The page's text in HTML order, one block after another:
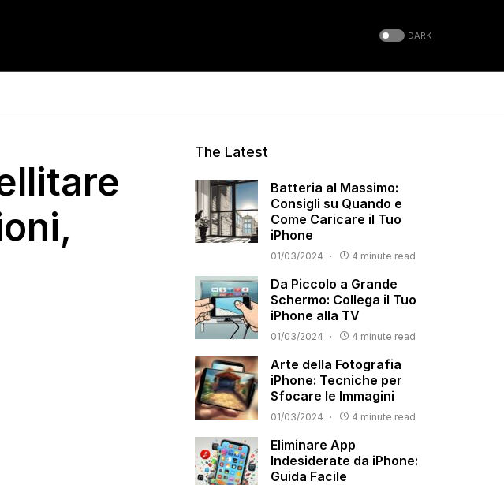
DARK
The Latest
Batteria al Massimo:
Consigli su Quando e
Come Caricare il Tuo
iPhone
01/03/2024 4 minute read
Da Piccolo a Grande
Schermo: Collega il Tuo
iPhone alla TV
01/03/2024 4 minute read
Arte della Fotografia
iPhone: Tecniche per
Sfocare le Immagini
01/03/2024 4 minute read
Eliminare App
Indesiderate da iPhone:
Guida Facile